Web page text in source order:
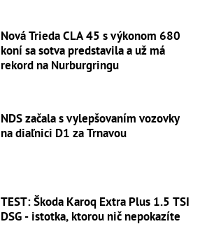
Nová Trieda CLA 45 s výkonom 680
koní sa sotva predstavila a už má
rekord na Nurburgringu
NDS začala s vylepšovaním vozovky
na diaľnici D1 za Trnavou
TEST: Škoda Karoq Extra Plus 1.5 TSI
DSG - istotka, ktorou nič nepokazíte